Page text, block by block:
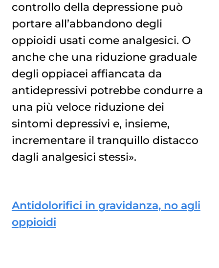
controllo della depressione può
portare all’abbandono degli
oppioidi usati come analgesici. O
anche che una riduzione graduale
degli oppiacei affiancata da
antidepressivi potrebbe condurre a
una più veloce riduzione dei
sintomi depressivi e, insieme,
incrementare il tranquillo distacco
dagli analgesici stessi».
Antidolorifici in gravidanza, no agli
oppioidi